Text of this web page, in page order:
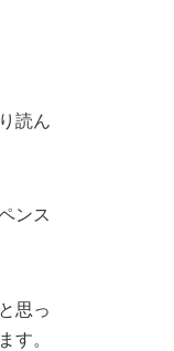
読ん
ンス
思っ
す。